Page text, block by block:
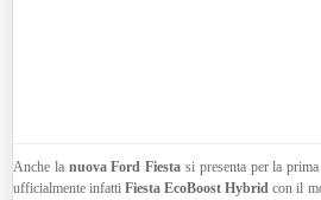
Anche la nuova Ford Fiesta si presenta per la
ufficialmente infattiFiesta EcoBoost Hybrid con il